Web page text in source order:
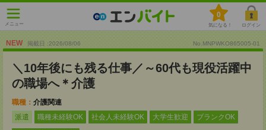
メニュー
0
気になる！ ログイン
NEW 掲載日 :2026/08/06 No.MNPWKO865005-01
＼10年後にも残る仕事／～60代も現役活躍中
の職場へ＊介護
職種： 介護関連
派遣
職種未経験OK 社会人未経験OK 大学生歓迎 ブランクOK